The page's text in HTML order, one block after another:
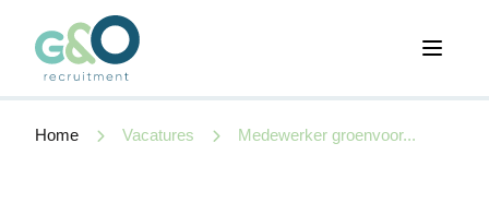
Open
Home Vacatures Medewerker groenvoor...